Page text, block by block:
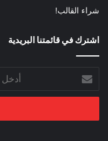
شراء القالب!
اشترك في قائمتنا البريدية
بريدك
الإلكتروني